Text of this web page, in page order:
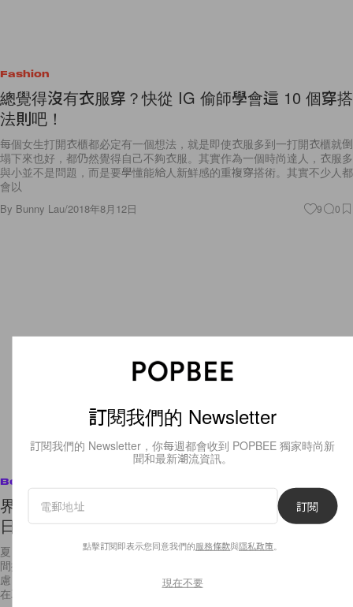
Fashion
總覺得沒有衣服穿？快從 IG 偷師學會這 10 個穿搭
法則吧！
每個女生打開衣櫃都必定有一個想法，就是即使衣服多到一打開衣櫃就倒
塌下來也好，都仍然覺得自己不夠衣服。其實作為一個時尚達人，衣服多
與小並不是問題，而是要學懂能給人新鮮感的重複穿搭術。其實不少人都
會以
By Bunny Lau/2018年8月12日 9 0
Beauty
界乎幹練與女人味之間：這種空氣感中短髮，就是
日本女生大愛的氣質髮型！
夏日的高溫的確令女生有將一頭長髮剪短的衝動，由富女人味的長髮霎時
間換成一頭型格短髮，這個大轉變未必人人接受得來，如果你也有這個憂
慮，不妨可以嘗試日本女生今夏大愛的空氣感中短髮。這種髮型長度大概
在耳下至
訂閱我們的 Newsletter
訂閱我們的 Newsletter，你每週都會收到 POPBEE 獨家時尚新
聞和最新潮流資訊。
訂閱
點擊訂閱即表示您同意我們的服務條款與隱私政策
現在不要